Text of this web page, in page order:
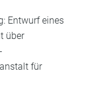
Entwurf eines
über
für